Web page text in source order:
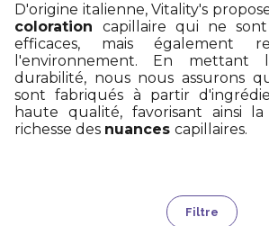
D'origine italienne, Vitality's
coloration capillaire qui ne
efficaces, mais également
l'environnement. En mettant
durabilité, nous nous assurons
sont fabriqués à partir
haute qualité, favorisant ainsi la
richesse des nuances capillaires.
Filtre